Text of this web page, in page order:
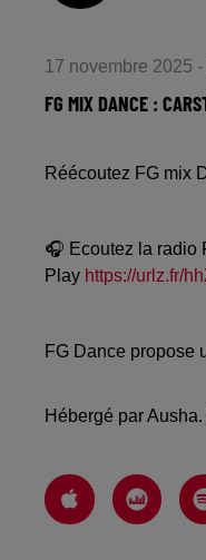
17 novembre 2025 -
FG MIX DANCE :
Réécoutez FG mix
🎧 Ecoutez la radio
Play https://urlz.fr/
FG Dance propose
Hébergé par